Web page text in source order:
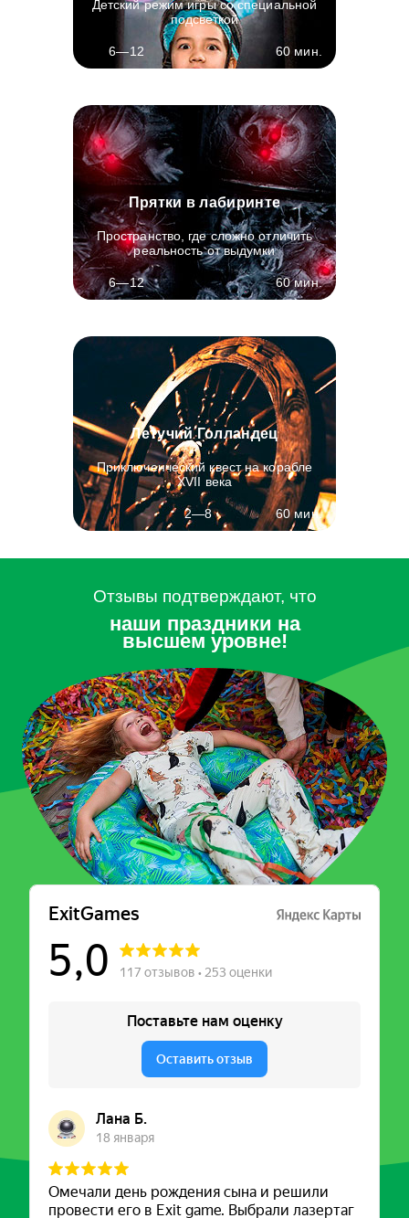
Детский режим игры со специальной
подсветкой
6—12 60 мин.
Прятки в лабиринте
Пространство, где сложно отличить
реальность от выдумки
6—12 60 мин.
Летучий Голландец
Приключенческий квест на корабле
XVII века
2—8 60 мин.
Отзывы подтверждают, что
наши праздники на
высшем уровне!